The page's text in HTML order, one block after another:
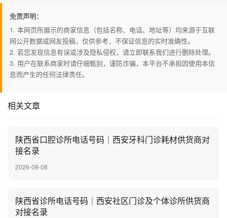
免责声明：
1. 本网页所展示的商家信息（包括名称、电话、地址等）均来源于互联
网公开数据或网友投稿，仅供参考，不保证信息的实时准确性。
2. 若您发现信息有误或涉及隐私侵权，请立即联系我们进行删除处理。
3. 用户在联系商家时请仔细甄别，谨防诈骗，本平台不承担因使用本信
息而产生的任何法律责任。
相关文章
陕西省口腔诊所电话号码｜西安牙科门诊耗材供货商对
接名录
2026-08-08
陕西省诊所电话号码｜西安社区门诊及个体诊所供货商
对接名录